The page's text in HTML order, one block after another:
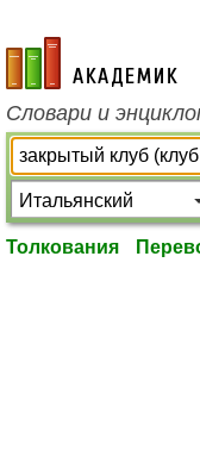
academic.ru
Словари и
Толкования